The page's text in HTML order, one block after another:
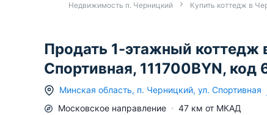
Недвижимость п. Черницкий Купить коттедж в
Продать 1-этажный коттедж
Спортивная, 111700BYN, код
Минская область, п. Черницкий, ул. Спортивная
Московское направление 47 км от МКАД